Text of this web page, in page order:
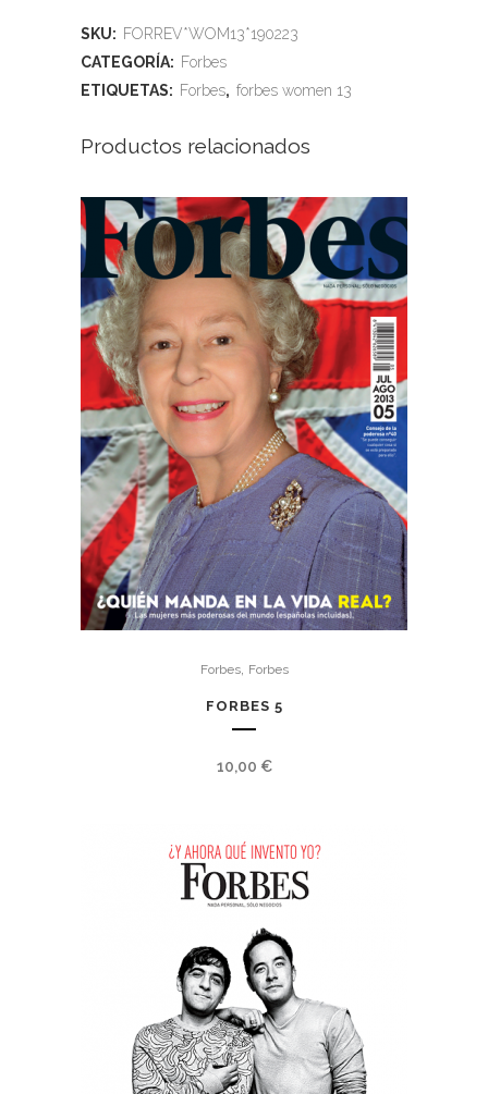
SKU: FORREV*WOM13*190223
CATEGORÍA: Forbes
ETIQUETAS: Forbes, forbes women 13
Productos relacionados
Forbes, Forbes
FORBES 5
10,00 €